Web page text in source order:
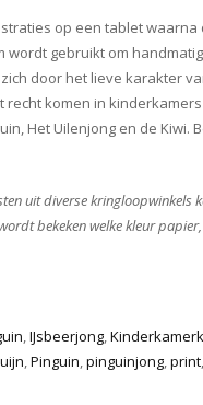
op een tablet
wordt gebruikt om
door het lieve karakter
komen in
Het Uilenjong en de Kiwi.
uit diverse kringloopwinkels
bekeken welke kleur
,IJsbeerjong,
,Pinguin,pinguinjong,print,